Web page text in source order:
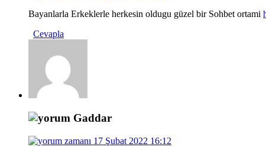
Bayanlarla Erkeklerle herkesin oldugu güzel bir Sohbet ortami
Cevapla
Gaddar
17 Şubat 2022 16:12